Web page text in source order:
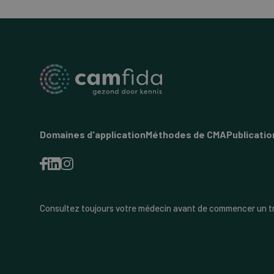
Domaines d'applicationMéthodes de CMA
Consultez toujours votre médecin avant de commencer un